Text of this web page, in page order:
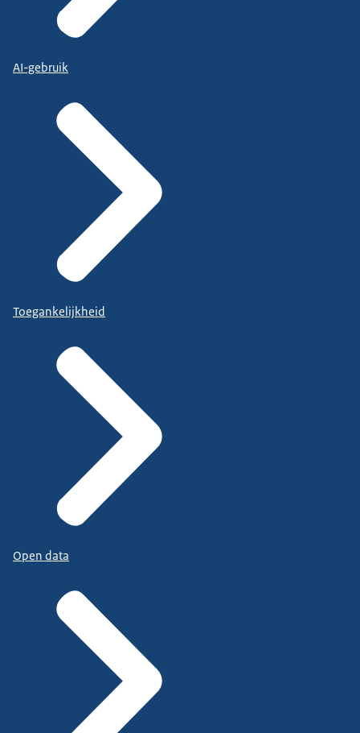
AI-gebruik
Toegankelijkheid
Open data